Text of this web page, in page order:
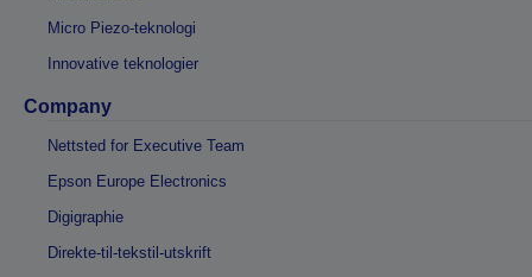
Micro Piezo-teknologi
Innovative teknologier
Company
Nettsted for Executive Team
Epson Europe Electronics
Digigraphie
Direkte-til-tekstil-utskrift